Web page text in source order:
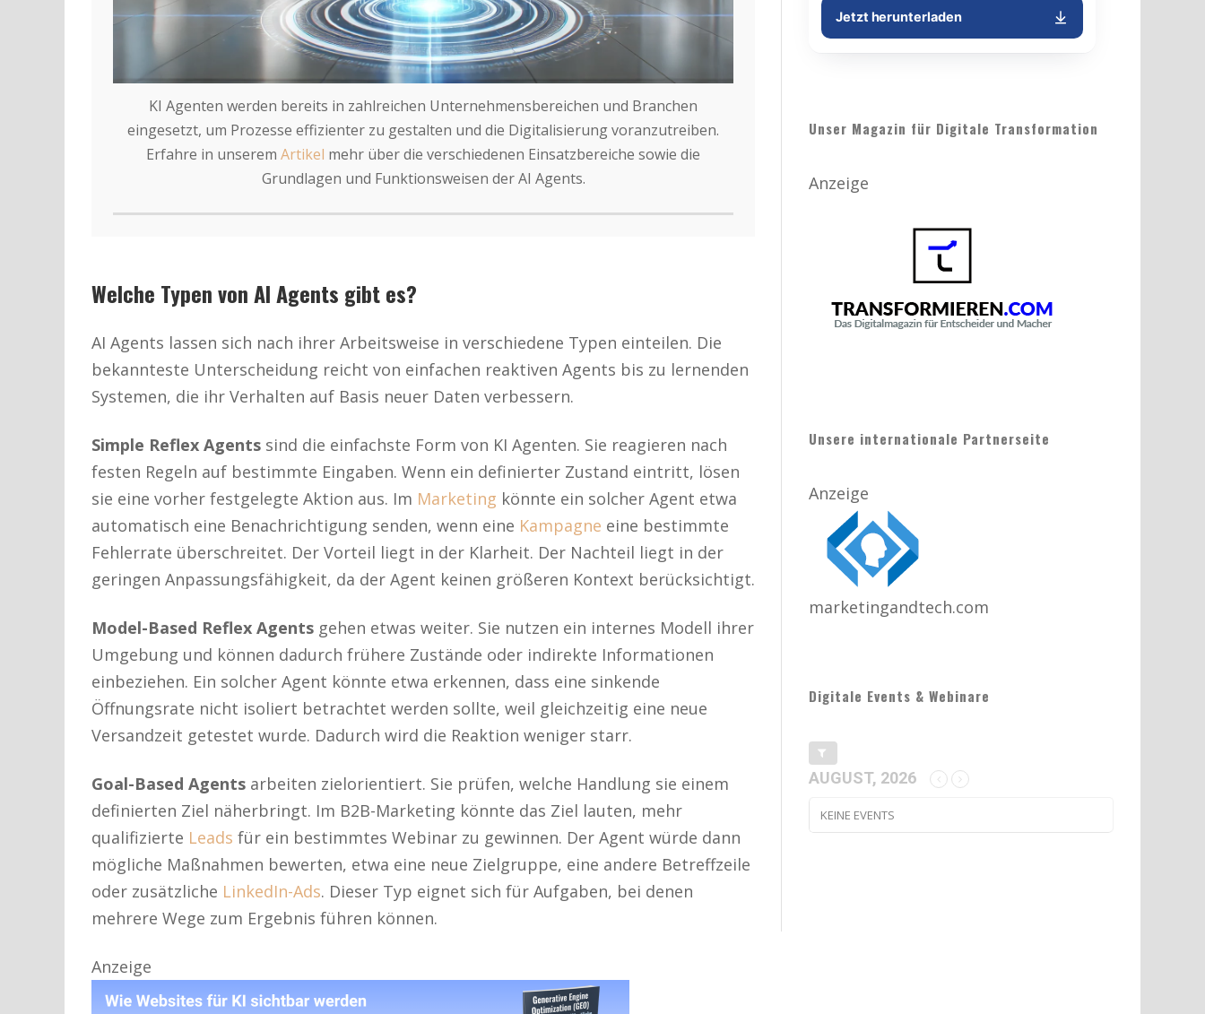
KI Agenten werden bereits in zahlreichen Unternehmensbereichen und Branchen
eingesetzt, um Prozesse effizienter zu gestalten und die Digitalisierung voranzutreiben.
Erfahre in unserem Artikel mehr über die verschiedenen Einsatzbereiche sowie die
Grundlagen und Funktionsweisen der AI Agents.
Welche Typen von AI Agents gibt es?
AI Agents lassen sich nach ihrer Arbeitsweise in verschiedene Typen einteilen. Die
bekannteste Unterscheidung reicht von einfachen reaktiven Agents bis zu lernenden
Systemen, die ihr Verhalten auf Basis neuer Daten verbessern.
Simple Reflex Agents sind die einfachste Form von KI Agenten. Sie reagieren nach
festen Regeln auf bestimmte Eingaben. Wenn ein definierter Zustand eintritt, lösen
sie eine vorher festgelegte Aktion aus. Im Marketing könnte ein solcher Agent etwa
automatisch eine Benachrichtigung senden, wenn eine Kampagne eine bestimmte
Fehlerrate überschreitet. Der Vorteil liegt in der Klarheit. Der Nachteil liegt in der
geringen Anpassungsfähigkeit, da der Agent keinen größeren Kontext berücksichtigt.
Model-Based Reflex Agents gehen etwas weiter. Sie nutzen ein internes Modell ihrer
Umgebung und können dadurch frühere Zustände oder indirekte Informationen
einbeziehen. Ein solcher Agent könnte etwa erkennen, dass eine sinkende
Öffnungsrate nicht isoliert betrachtet werden sollte, weil gleichzeitig eine neue
Versandzeit getestet wurde. Dadurch wird die Reaktion weniger starr.
Goal-Based Agents arbeiten zielorientiert. Sie prüfen, welche Handlung sie einem
definierten Ziel näherbringt. Im B2B-Marketing könnte das Ziel lauten, mehr
qualifizierte Leads für ein bestimmtes Webinar zu gewinnen. Der Agent würde dann
mögliche Maßnahmen bewerten, etwa eine neue Zielgruppe, eine andere Betreffzeile
oder zusätzliche LinkedIn-Ads. Dieser Typ eignet sich für Aufgaben, bei denen
mehrere Wege zum Ergebnis führen können.
Anzeige
Unser Magazin für Digitale Transformation
Anzeige
Unsere internationale Partnerseite
Anzeige
marketingandtech.com
Digitale Events & Webinare
AUGUST, 2026
KEINE EVENTS